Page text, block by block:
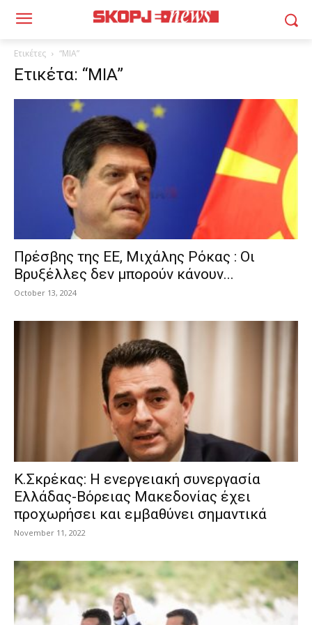
Ετικέτες “MIA”
Ετικέτα: “MIA”
Πρέσβης της ΕΕ, Μιχάλης Ρόκας : Οι
Βρυξέλλες δεν μπορούν κάνουν...
October 13, 2024
Κ.Σκρέκας: Η ενεργειακή συνεργασία
Ελλάδας-Βόρειας Μακεδονίας έχει
προχωρήσει και εμβαθύνει σημαντικά
November 11, 2022